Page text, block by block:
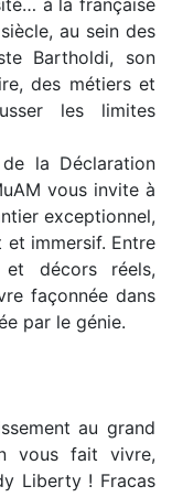
au sein des
Bartholdi, son
des métiers et
les limites
la Déclaration
vous invite à
exceptionnel,
immersif. Entre
décors réels,
façonnée dans
par le génie.
au grand
vous fait vivre,
Liberty ! Fracas